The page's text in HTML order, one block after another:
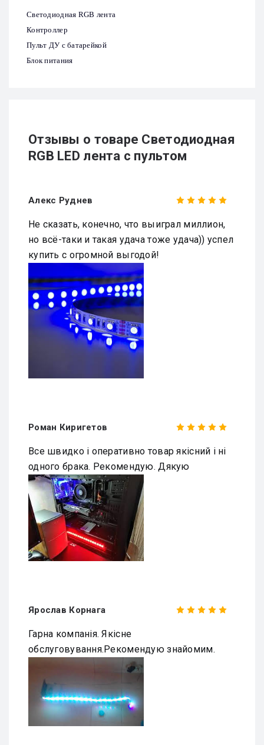
Светодиодная RGB лента
Контроллер
Пульт ДУ с батарейкой
Блок питания
Отзывы о товаре Светодиодная
RGB LED лента с пультом
Алекс Руднев
Не сказать, конечно, что выиграл миллион,
но всё-таки и такая удача тоже удача)) успел
купить с огромной выгодой!
Роман Киригетов
Все швидко і оперативно товар якісний і ні
одного брака. Рекомендую. Дякую
Ярослав Корнага
Гарна компанія. Якісне
обслуговування.Рекомендую знайомим.